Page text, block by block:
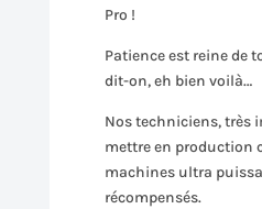
Pro !
Patience est reine de
dit-on, eh bien voilà…
Nos techniciens, très
mettre en production
machines ultra
récompensés.